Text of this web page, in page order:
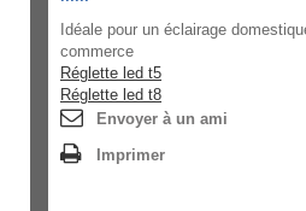
Idéale pour un éclairage
commerce
Réglette led t5
Réglette led t8
Envoyer à un ami
Imprimer